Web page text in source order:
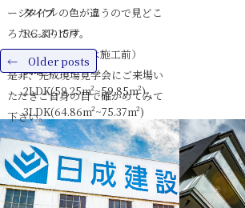
タイプ
RC-3F-15戸
間取り
2LDK(59.25m²~59.85m²)
3LDK(64.86m²~75.37m²)
家賃
107,000円~123,000円(共込
み)
ージタイルの色が違うので見どこ
ろたっぷりです。
（ガレージタイルは施工前）
是非、完成現場見学会にご来場い
ただきご自身の目で確かめてみて
下さい。
ガレージハウスのメリット3選
①近年増加している盗難被害等の
リスクを低減させる
Posts
navigation
← Older posts